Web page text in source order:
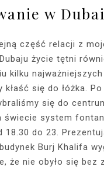
w
część relacji z
życie tętni
kilku
kłaść się do łóżka.
się do
świecie system
18.30 do 23.
Burj Khalifa
że nie obyło się bez